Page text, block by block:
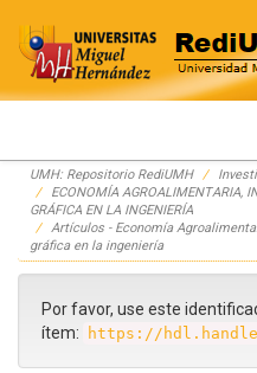
Skip
navigation
UMH: Repositorio RediUMH
ECONOMÍA AGROALIMENTARIA,
GRÁFICA EN LA INGENIERÍA
Artículos - Economía
gráfica en la ingeniería
Por favor, use este
ítem:
https://